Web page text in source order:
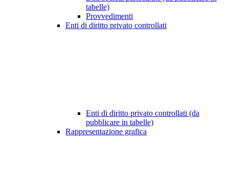
tabelle)
Provvedimenti
Enti di diritto privato controllati
Enti di diritto privato controllati (da
pubblicare in tabelle)
Rappresentazione grafica